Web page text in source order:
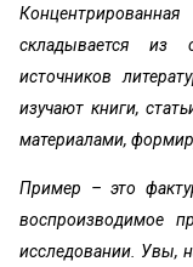
складывается из
источников
изучают книги,
материалами,
Пример – это
воспроизводимое
исследовании. Увы,